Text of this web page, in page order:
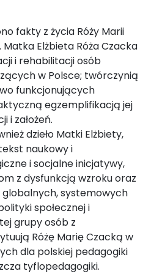
fakty z życia Róży Marii
Matka Elżbieta Róża Czacka
i rehabilitacji osób
w Polsce; twórczynią
funkcjonujących
egzemplifikacją jej
i założeń.
dzieło Matki Elżbiety,
naukowy i
i socjalne inicjatywy,
z dysfunkcją wzroku oraz
systemowych
społecznej i
grupy osób z
Różę Marię Czacką w
dla polskiej pedagogiki
tyflopedagogiki.